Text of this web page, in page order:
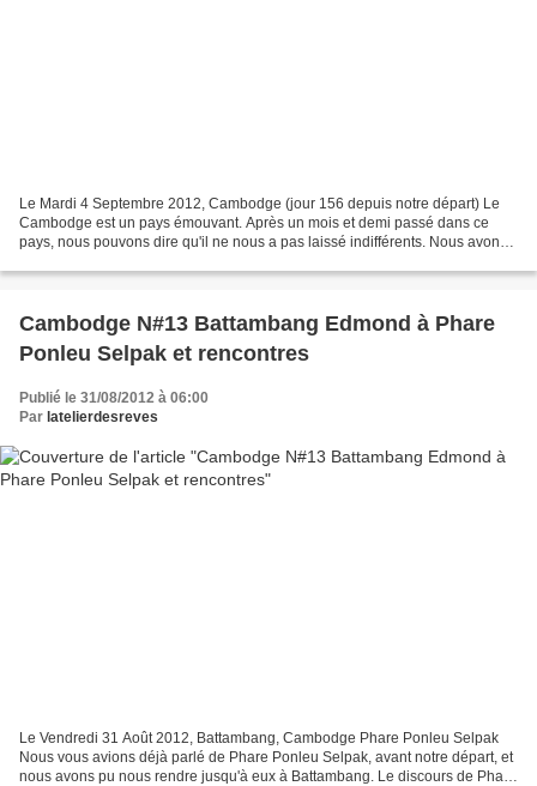
Le Mardi 4 Septembre 2012, Cambodge (jour 156 depuis notre départ) Le
Cambodge est un pays émouvant. Après un mois et demi passé dans ce
pays, nous pouvons dire qu'il ne nous a pas laissé indifférents. Nous avons
Cambodge N#13 Battambang Edmond à Phare
Ponleu Selpak et rencontres
Publié le 31/08/2012 à 06:00
Par latelierdesreves
Le Vendredi 31 Août 2012, Battambang, Cambodge Phare Ponleu Selpak
Nous vous avions déjà parlé de Phare Ponleu Selpak, avant notre départ, et
nous avons pu nous rendre jusqu'à eux à Battambang. Le discours de Phare